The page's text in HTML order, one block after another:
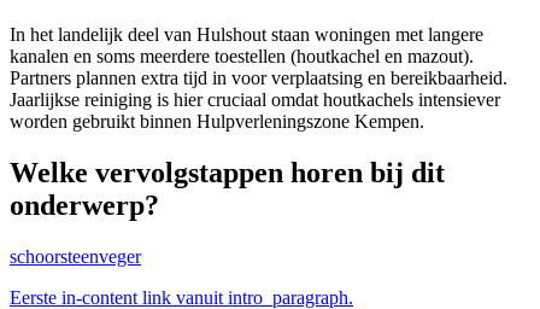
In het landelijk deel van Hulshout staan woningen met langere
kanalen en soms meerdere toestellen (houtkachel en mazout).
Partners plannen extra tijd in voor verplaatsing en bereikbaarheid.
Jaarlijkse reiniging is hier cruciaal omdat houtkachels intensiever
worden gebruikt binnen Hulpverleningszone Kempen.
Welke vervolgstappen horen bij dit
onderwerp?
schoorsteenveger
Eerste in-content link vanuit intro_paragraph.